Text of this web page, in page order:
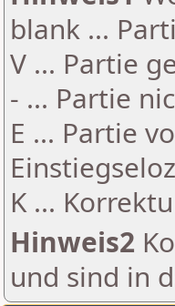
blank ...
V ... Partie
- ... Partie
E ... Partie
K ...
Hinweis2
und sind in